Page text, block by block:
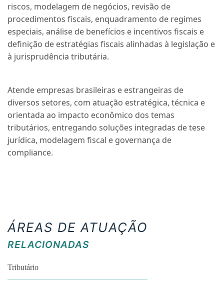
riscos, modelagem de negócios, revisão de
procedimentos fiscais, enquadramento de regimes
especiais, análise de benefícios e incentivos fiscais e
definição de estratégias fiscais alinhadas à legislação e
à jurisprudência tributária.
Atende empresas brasileiras e estrangeiras de
diversos setores, com atuação estratégica, técnica e
orientada ao impacto econômico dos temas
tributários, entregando soluções integradas de tese
jurídica, modelagem fiscal e governança de
compliance.
ÁREAS DE ATUAÇÃO
RELACIONADAS
Tributário